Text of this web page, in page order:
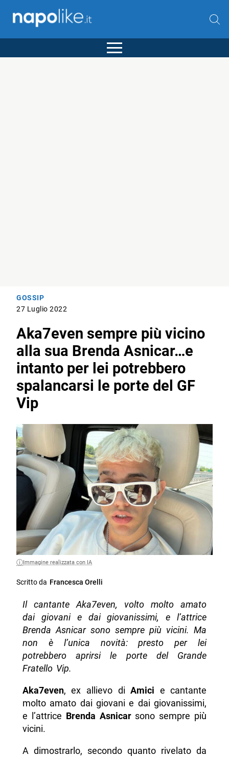
GOSSIP
27 Luglio 2022
Aka7even sempre più vicino
alla sua Brenda Asnicar…e
intanto per lei potrebbero
spalancarsi le porte del GF
Vip
Immagine realizzata con IA
Scritto da Francesca Orelli
Il cantante Aka7even, volto molto amato
dai giovani e dai giovanissimi, e l’attrice
Brenda Asnicar sono sempre più vicini. Ma
non è l’unica novità: presto per lei
potrebbero aprirsi le porte del Grande
Fratello Vip.
Aka7even, ex allievo diAmici e cantante
molto amato dai giovani e dai giovanissimi,
e l’attrice Brenda Asnicar sono sempre più
vicini.
A dimostrarlo, secondo quanto rivelato da